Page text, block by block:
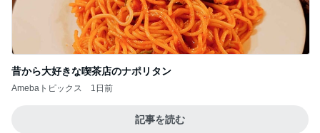
昔から大好きな喫茶店のナポリタン
Amebaトピックス 1日前
記事を読む